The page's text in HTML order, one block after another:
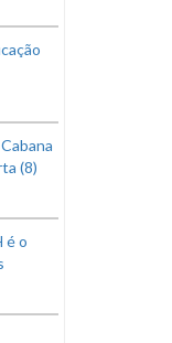
(8)
é o